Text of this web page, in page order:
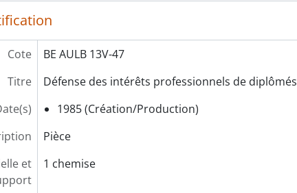
Cote
BE AULB 13V-47
Titre
Défense des intérêts professionnels de diplômés
1985 (Création/Production)
Pièce
et
1 chemise